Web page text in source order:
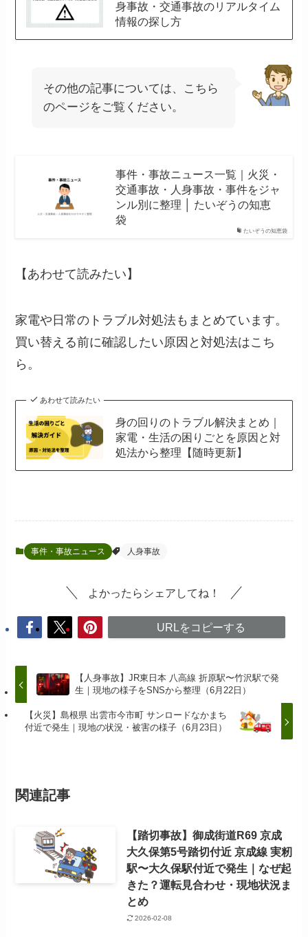
身事故・交通事故のリアルタイム
情報の探し方
その他の記事については、こちら
のページをご覧ください。
たいぞうの知恵袋
事件・事故ニュース一覧｜火災・
交通事故・人身事故・事件をジャ
ンル別に整理 │ たいぞうの知恵
袋
【あわせて読みたい】
家電や日常のトラブル対処法もまとめています。
買い替える前に確認したい原因と対処法はこち
ら。
あわせて読みたい
身の回りのトラブル解決まとめ｜
家電・生活の困りごとを原因と対
処法から整理【随時更新】
事件・事故ニュース 人身事故
よかったらシェアしてね！
URLをコピーする
【人身事故】JR東日本 八高線 折原駅〜竹沢駅で発
生｜現地の様子をSNSから整理（6月22日）
【火災】島根県 出雲市今市町 サンロードなかまち
付近で発生｜現地の状況・被害の様子（6月23日）
関連記事
【踏切事故】御成街道R69 京成
大久保第5号踏切付近 京成線 実籾
駅〜大久保駅付近で発生｜なぜ起
きた？運転見合わせ・現地状況ま
とめ
2026-02-08